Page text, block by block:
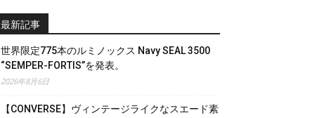
最新記事
世界限定775本のルミノックス Navy SEAL 3500
“SEMPER-FORTIS”を発表。
2026年8月6日
【CONVERSE】ヴィンテージライクなスエード素